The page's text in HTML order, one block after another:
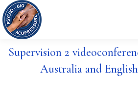
Supervision 2
Australia and